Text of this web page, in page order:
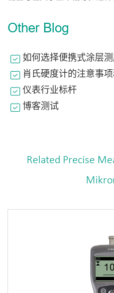
Other Blog
如何选择便携式涂层测
肖氏硬度计的注意事
仪表行业标杆
博客测试
Related Precise